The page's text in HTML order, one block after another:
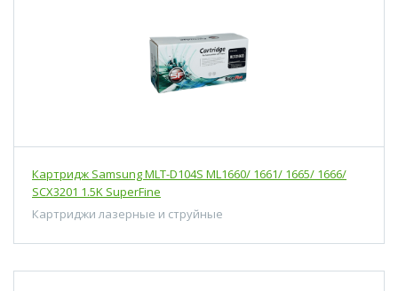
Картридж Samsung MLT-D104S ML1660/ 1661/ 1665/ 1666/
SCX3201 1.5K SuperFine
Картриджи лазерные и струйные